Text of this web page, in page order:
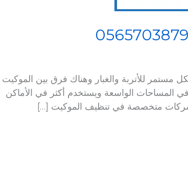
للأتربة والغبار وهناك فرق بين الموكيت
المساحات الواسعة ويستخدم أكثر في الأماكن
شركات متخصصة في تنظيف الموكيت […]